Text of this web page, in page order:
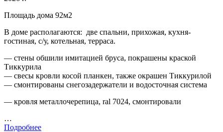
Площадь дома 92м2
В доме располагаются: две спальни, прихожая, кухня-
гостиная, с/у, котельная, терраса.
— стены обшили имитацией бруса, покрашены краской
Тиккурила
— свесы кровли косой планкен, также окрашен Тиккурилой
— смонтированы снегозадержатели и водосточная система
— кровля металлочерепица, ral 7024, смонтировали
…
Подробнее